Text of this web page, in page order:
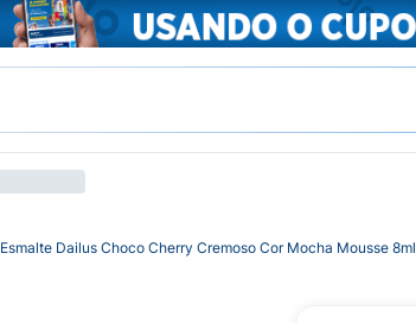
Esmalte Dailus Choco Cherry Cremoso Cor Mocha Mousse 8ml